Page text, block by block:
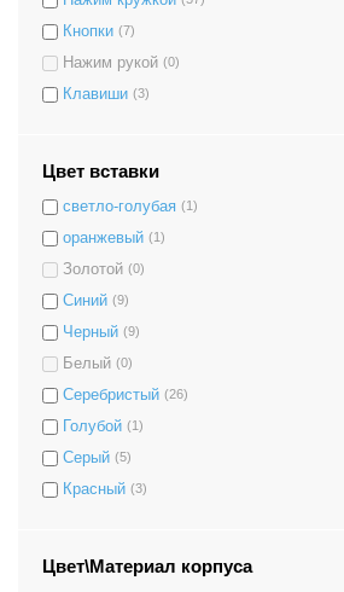
Кнопки (7)
Нажим рукой (0)
Клавиши (3)
Цвет вставки
светло-голубая (1)
оранжевый (1)
Золотой (0)
Синий (9)
Черный (9)
Белый (0)
Серебристый (26)
Голубой (1)
Серый (5)
Красный (3)
Цвет\Материал корпуса